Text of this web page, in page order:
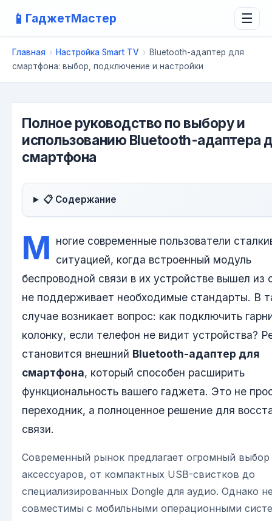
📱 ГаджетМастер ☰
Главная › Настройка Smart TV › Bluetooth-адаптер для
смартфона: выбор, подключение и настройки
Полное руководство по выбору и
использованию Bluetooth-адаптера
смартфона
📋 Содержание
М ногие современные пользователи
ситуацией, когда встроенный модуль
беспроводной связи в их устройстве вышел из
не поддерживает необходимые стандарты. В
случае возникает вопрос: как подключить
колонку, если телефон не видит устройства?
становится внешний Bluetooth-адаптер для
смартфона, который способен расширить
функциональность вашего гаджета. Это не
переходник, а полноценное решение для
связи.
Современный рынок предлагает огромный выбор
аксессуаров, от компактных USB-свистков до
специализированных Dongle для аудио. Однако
совместимы с мобильными операционными